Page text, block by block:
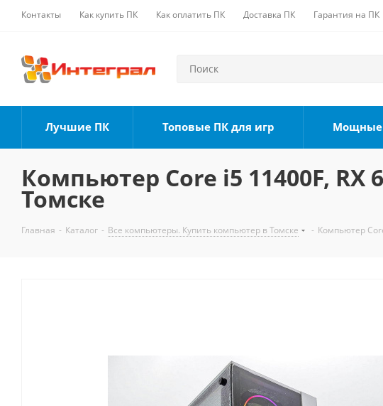
Контакты Как купить ПК Как оплатить ПК Доставка ПК Гарантия на ПК
Лучшие ПК Топовые ПК для игр Мощные
Компьютер Core i5 11400F, RX
Томске
Главная - Каталог - Все компьютеры. Купить компьютер в Томске - Компьютер